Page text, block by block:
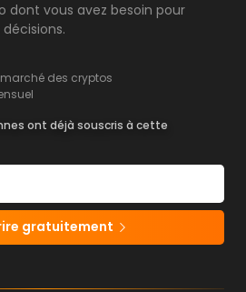
dont vous avez besoin pour
des cryptos
ont déjà souscris à cette
gratuitement